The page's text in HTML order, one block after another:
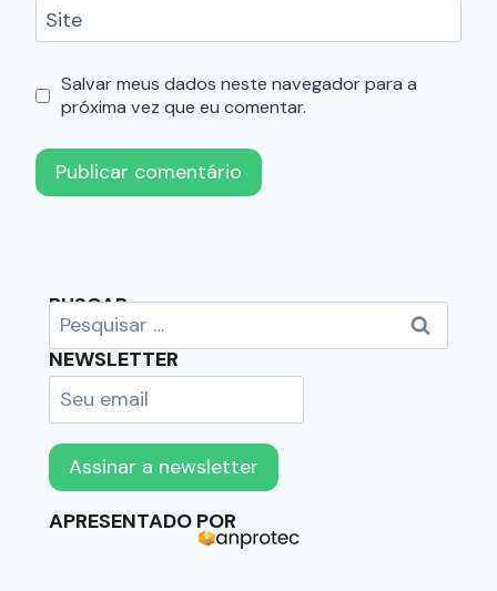
Site
Salvar meus dados neste navegador para a
próxima vez que eu comentar.
BUSCAR
NEWSLETTER
APRESENTADO POR